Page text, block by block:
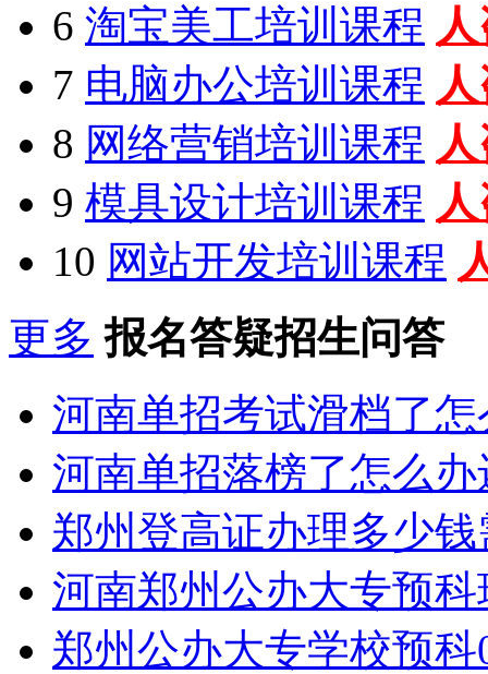
6 淘宝美工培训课程
7 电脑办公培训课程
8 网络营销培训课程
9 模具设计培训课程
10 网站开发培训课程
更多 报名答疑招生问答
河南单招考试滑档了
河南单招落榜了怎么
郑州登高证办理多少
河南郑州公办大专预
郑州公办大专学校预